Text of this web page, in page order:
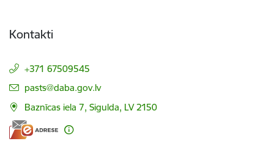
Kontakti
+371 67509545
E-pasts:
pasts@daba.gov.lv
Baznīcas iela 7, Sigulda, LV 2150